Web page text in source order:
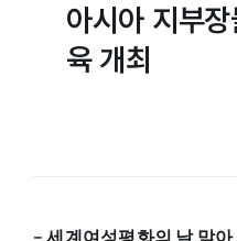
아시아 지부
육 개최